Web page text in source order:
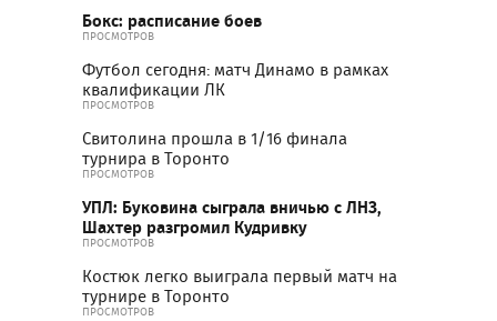
Бокс: расписание боев
ПРОСМОТРОВ
Футбол сегодня: матч Динамо в рамках
квалификации ЛК
ПРОСМОТРОВ
Свитолина прошла в 1/16 финала
турнира в Торонто
ПРОСМОТРОВ
УПЛ: Буковина сыграла вничью с ЛНЗ,
Шахтер разгромил Кудривку
ПРОСМОТРОВ
Костюк легко выиграла первый матч на
турнире в Торонто
ПРОСМОТРОВ